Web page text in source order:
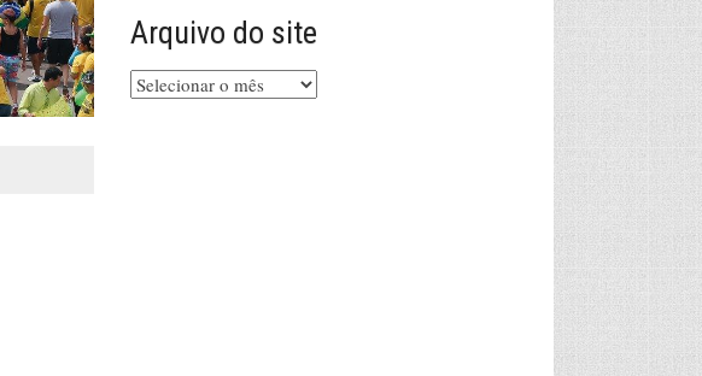
Arquivo do site
Arquivo
do